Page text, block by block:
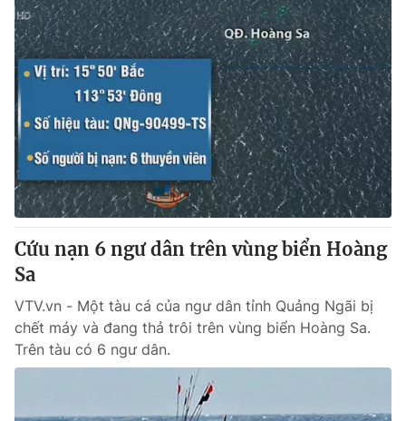
Cứu nạn 6 ngư dân trên vùng biển Hoàng
Sa
VTV.vn - Một tàu cá của ngư dân tỉnh Quảng Ngãi bị
chết máy và đang thả trôi trên vùng biển Hoàng Sa.
Trên tàu có 6 ngư dân.